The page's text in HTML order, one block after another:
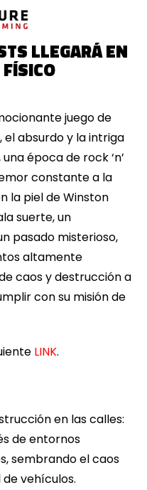
LLEGARÁ EN
juego de
absurdo y la intriga
época de rock ‘n’
constante a la
la piel de Winston
suerte, un
pasado misterioso,
altamente
caos y destrucción a
con su misión de
LINK.
en las calles:
de entornos
sembrando el caos
vehículos.